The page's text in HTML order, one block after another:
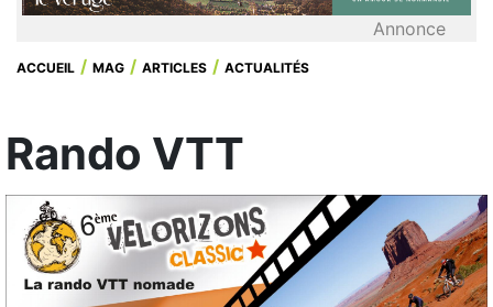
Annonce
ACCUEIL MAG ARTICLES ACTUALITÉS
Rando VTT